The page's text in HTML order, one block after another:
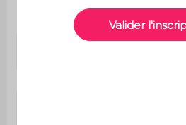
Nombre de pieds